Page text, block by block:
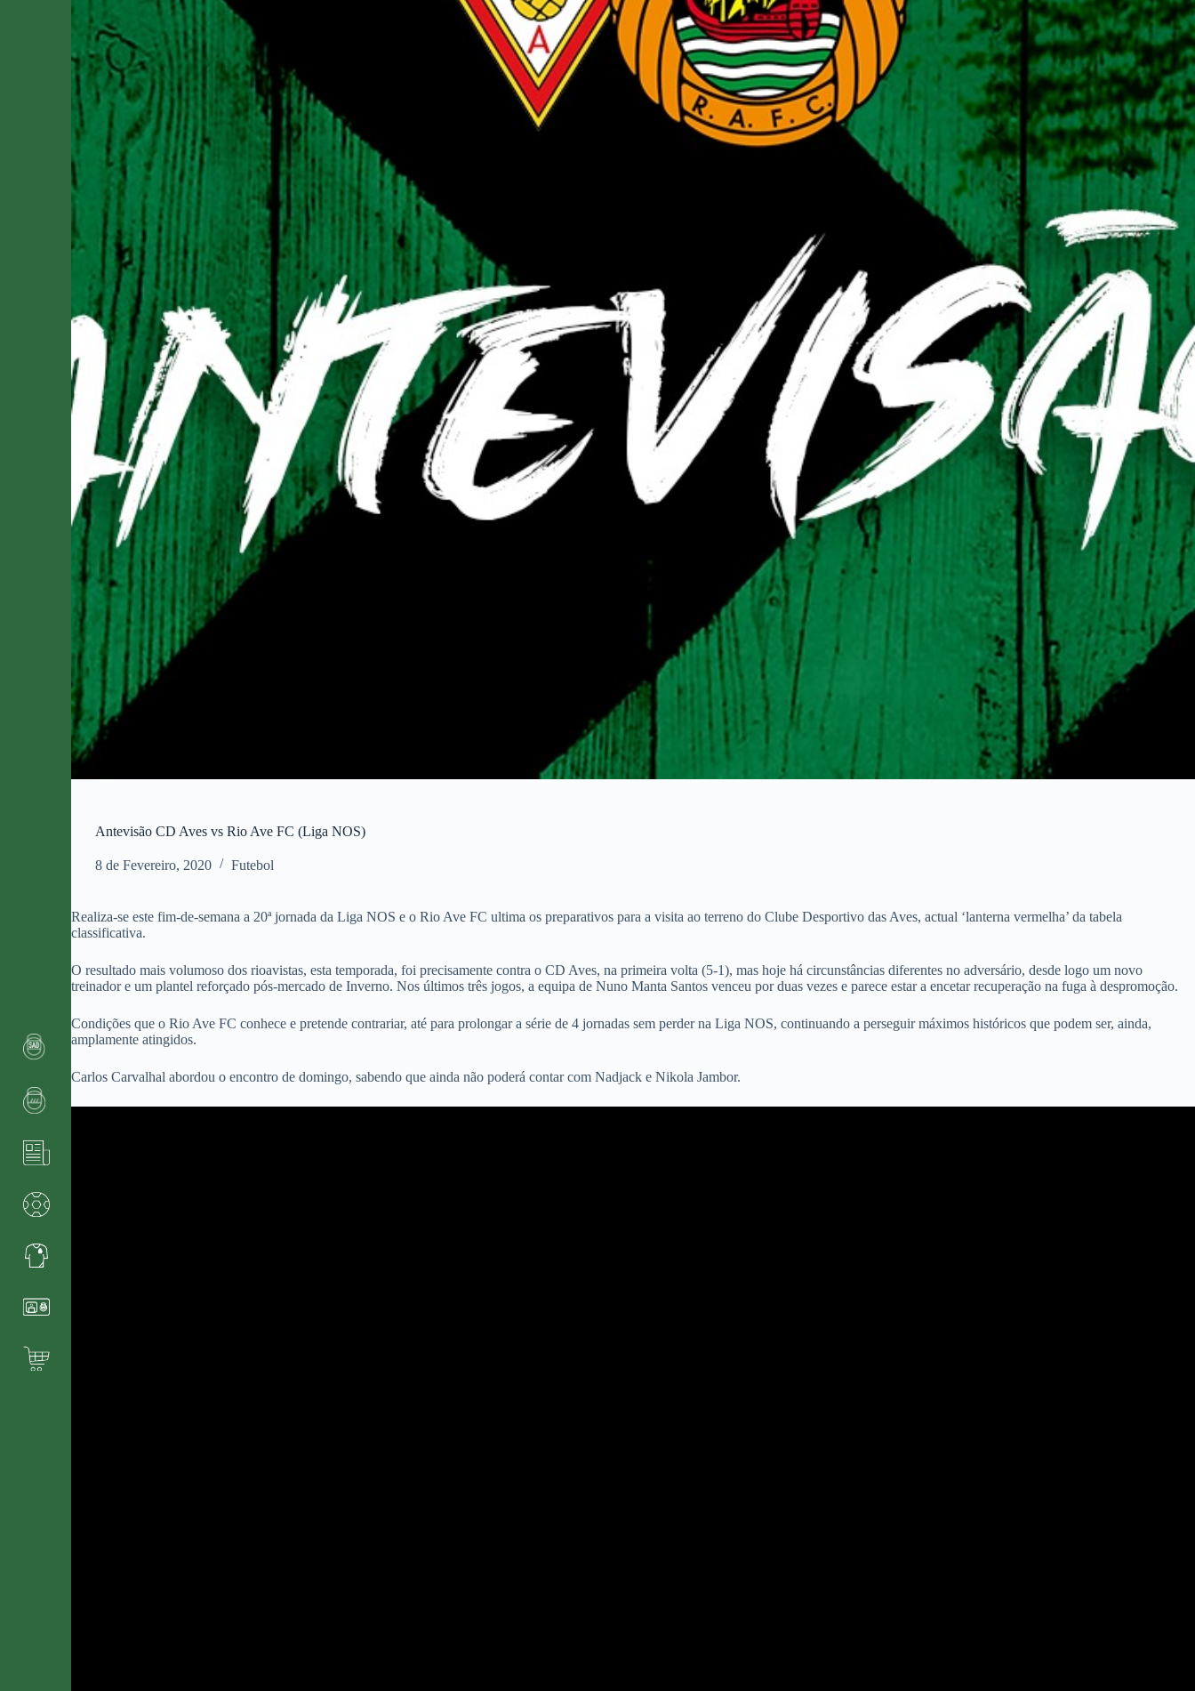
Antevisão CD Aves vs Rio Ave FC (Liga NOS)
8 de Fevereiro, 2020 Futebol
Realiza-se este fim-de-semana a 20ª jornada da Liga NOS e o Rio Ave FC ultima os preparativos para a visita ao terreno do Clube Desportivo das Aves, actual ‘lanterna vermelha’ da tabela
classificativa.
O resultado mais volumoso dos rioavistas, esta temporada, foi precisamente contra o CD Aves, na primeira volta (5-1), mas hoje há circunstâncias diferentes no adversário, desde logo um novo
treinador e um plantel reforçado pós-mercado de Inverno. Nos últimos três jogos, a equipa de Nuno Manta Santos venceu por duas vezes e parece estar a encetar recuperação na fuga à despromoção.
Condições que o Rio Ave FC conhece e pretende contrariar, até para prolongar a série de 4 jornadas sem perder na Liga NOS, continuando a perseguir máximos históricos que podem ser, ainda,
amplamente atingidos.
Carlos Carvalhal abordou o encontro de domingo, sabendo que ainda não poderá contar com Nadjack e Nikola Jambor.